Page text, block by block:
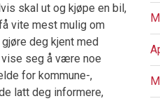
skal ut og kjøpe en bil,
vite mest mulig om
deg kjent med
seg å være noe
for kommune-,
latt deg informere,